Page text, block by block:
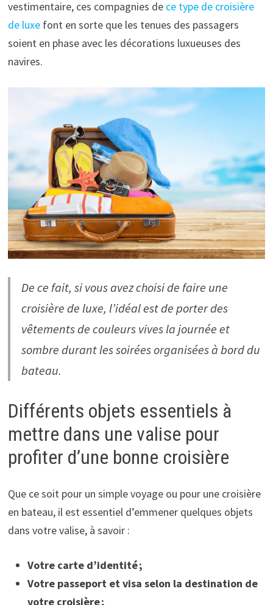
vestimentaire, ces compagnies de ce type de croisière
de luxefont en sorte que les tenues des passagers
soient en phase avec les décorations luxueuses des
navires.
De ce fait, si vous avez choisi de faire une
croisière de luxe, l’idéal est de porter des
vêtements de couleurs vives la journée et
sombre durant les soirées organisées à bord du
bateau.
Différents objets essentiels à
mettre dans une valise pour
profiter d’une bonne croisière
Que ce soit pour un simple voyage ou pour une croisière
en bateau, il est essentiel d’emmener quelques objets
dans votre valise, à savoir :
Votre carte d’identité ;
Votre passeport et visa selon la destination de
votre croisière ;